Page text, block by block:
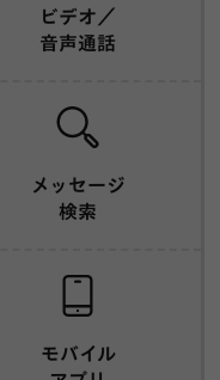
ビデオ／
音声通話
メッセージ
検索
モバイル